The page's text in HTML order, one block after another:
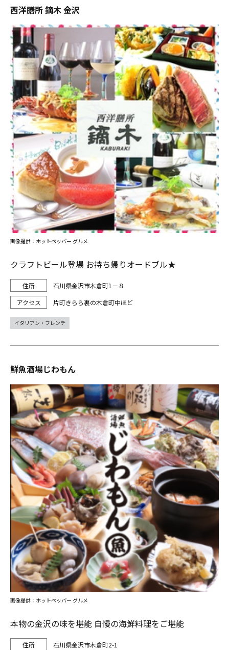
西洋膳所 鏑木 金沢
クラフトビール登場 お持ち帰りオードブル★
石川県金沢市木倉町1－８
片町きらら裏の木倉町中ほど
画像提供：ホットペッパー グルメ
イタリアン・フレンチ
鮮魚酒場じわもん
本物の金沢の味を堪能 自慢の海鮮料理をご堪能
石川県金沢市木倉町2-1
画像提供：ホットペッパー グルメ